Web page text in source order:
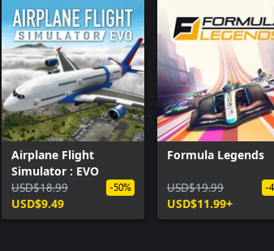
Airplane Flight
Simulator : EVO
USD$18.99
USD$9.49
-50%
Formula Legends
USD$19.99
USD$11.99+
-